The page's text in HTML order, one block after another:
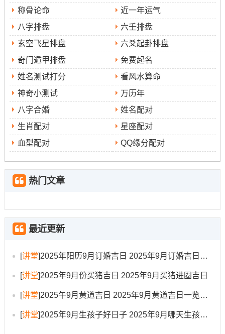
祀、祈福、求嗣、开光、出行、出火、拆卸、修造、动
土、进人口、入宅、移徙、安床、开市、交易、立券、挂
匾、栽种、纳畜、入殓、安葬、除服、成服。
忌:无.特征:此日为天愿吉日- 明堂值神利于喜庆之事 格外
适合下聘定亲、寓意双方家庭心愿得成~婚事顺利圆满。
注意事项：日冲羊（癸未）；煞东，属羊者不宜在此日主
导事宜...吉时可参考:丁卯时（5：00-6:59）、戊辰时（7：
00-8：59）、庚午时（11:00-12：59）。
2025年9月20日（星期六、农历七月廿九）
看此日值神金匮 是黄道吉日.
祀、开光、出行、理发、作梁、出火、拆卸、修造、动
土、安葬、入殓、除服、成服。
采，虽有少许禁忌，但总体上利于缔结良缘 标记感情经历
考验后愈加坚定...
注意事项:日冲狗（丙戌）,煞南,属狗的朋友需避开。吉时
称骨论命
近一年运气
八字排盘
六壬排盘
玄空飞星排盘
六爻起卦排盘
奇门遁甲排盘
免费起名
姓名测试打分
看风水算命
神奇小测试
万历年
八字合婚
姓名配对
生肖配对
星座配对
血型配对
QQ缘分配对
热门文章
最近更新
[讲堂]2025年阳历9月订婚吉日 2025年9月订婚吉日有哪几天
[讲堂]2025年9月份买猪吉日 2025年9月买猪进圈吉日
[讲堂]2025午9月黄道吉日 2025年9月黄道吉日一览表大全
[讲堂]2025年9月生孩子好日子 2025年9月哪天生孩子比较好